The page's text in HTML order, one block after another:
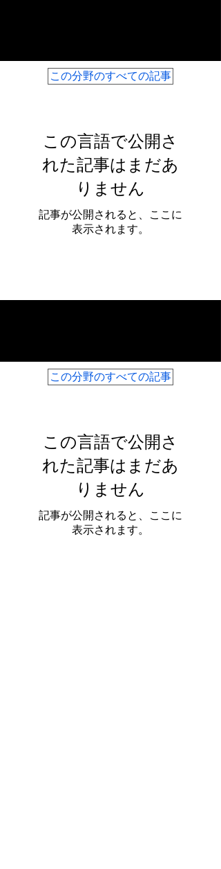
この分野のすべての記事
この言語で公開さ
れた記事はまだあ
りません
記事が公開されると、ここに
表示されます。
この分野のすべての記事
この言語で公開さ
れた記事はまだあ
りません
記事が公開されると、ここに
表示されます。